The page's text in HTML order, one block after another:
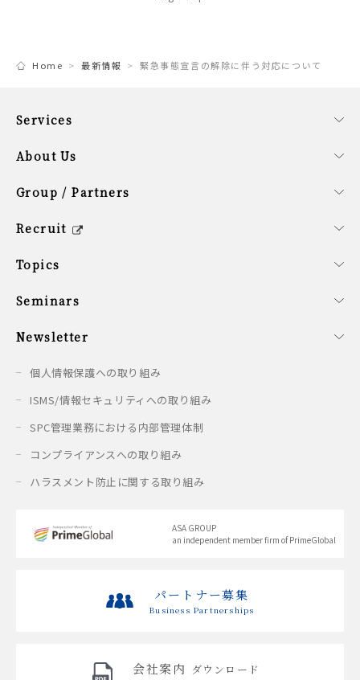
Home 最新情報 緊急事態宣言の解除に伴う対応について
Services
About Us
Group / Partners
Recruit
Topics
Seminars
Newsletter
個人情報保護への取り組み
ISMS/情報セキュリティへの取り組み
SPC管理業務における内部管理体制
コンプライアンスへの取り組み
ハラスメント防止に関する取り組み
ASA GROUP
an independent member firm of PrimeGlobal
パートナー募集
Business Partnerships
会社案内 ダウンロード